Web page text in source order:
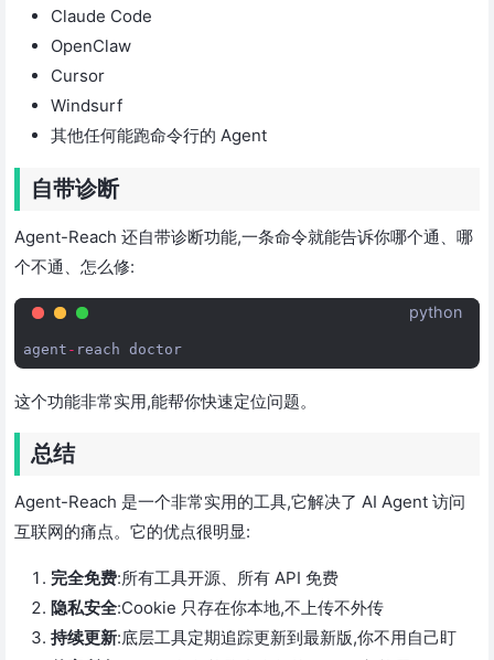
Claude Code
OpenClaw
Cursor
Windsurf
其他任何能跑命令行的 Agent
自带诊断
Agent-Reach 还自带诊断功能,一条命令就能告诉你哪个通、哪
个不通、怎么修:
python
agent - reach doctor
这个功能非常实用,能帮你快速定位问题。
总结
Agent-Reach 是一个非常实用的工具,它解决了 AI Agent 访问
互联网的痛点。它的优点很明显:
完全免费:所有工具开源、所有 API 免费
隐私安全:Cookie 只存在你本地,不上传不外传
持续更新:底层工具定期追踪更新到最新版,你不用自己盯